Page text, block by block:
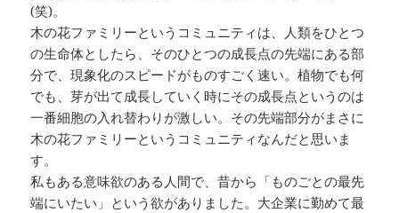
(笑)。
木の花ファミリーというコミュニティは、人類をひとつ
の生命体としたら、そのひとつの成長点の先端にある部
分で、現象化のスピードがものすごく速い。植物でも何
でも、芽が出て成長していく時にその成長点というのは
一番細胞の入れ替わりが激しい。その先端部分がまさに
木の花ファミリーというコミュニティなんだと思いま
す。
私もある意味欲のある人間で、昔から「ものごとの最先
端にいたい」という欲がありました。大企業に勤めて最